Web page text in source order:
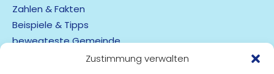
Zustimmung verwalten
Zahlen & Fakten
Beispiele & Tipps
bewegteste Gemeinde